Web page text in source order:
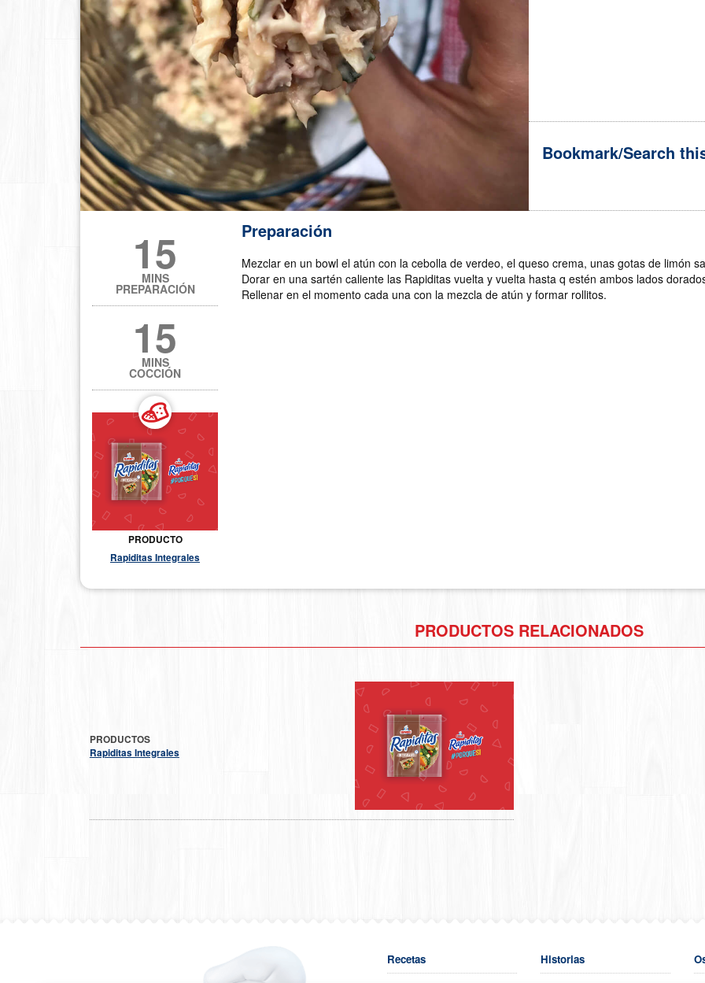
Bookmark/Search
n
r
e
s
15
MINS
PREPARACIÓN
15
MINS
COCCIÓN
PRODUCTO
Rapiditas Integrales
Preparación
Mezclar en un bowl el atún con la cebolla de verdeo, el queso crema, unas gotas de limón
Dorar en una sartén caliente las Rapiditas vuelta y vuelta hasta q estén ambos lados
Rellenar en el momento cada una con la mezcla de atún y formar rollitos.
PRODUCTOS RELACIONADOS
PRODUCTOS
Rapiditas Integrales
Recetas Historias